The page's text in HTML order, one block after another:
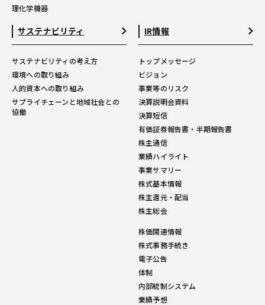
理化学機器
サステナビリティ
サステナビリティの考え方
環境への取り組み
人的資本への取り組み
サプライチェーンと地域社会との
協働
IR情報
トップメッセージ
ビジョン
事業等のリスク
決算説明会資料
決算短信
有価証券報告書・半期報告書
株主通信
業績ハイライト
事業サマリー
株式基本情報
株主還元・配当
株主総会
株価関連情報
株式事務手続き
電子公告
体制
内部統制システム
業績予想